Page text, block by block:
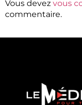
Vous devez vous
commentaire.